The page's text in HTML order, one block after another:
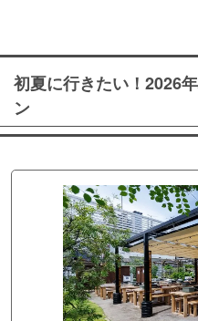
初夏に行きたい！2026
ン